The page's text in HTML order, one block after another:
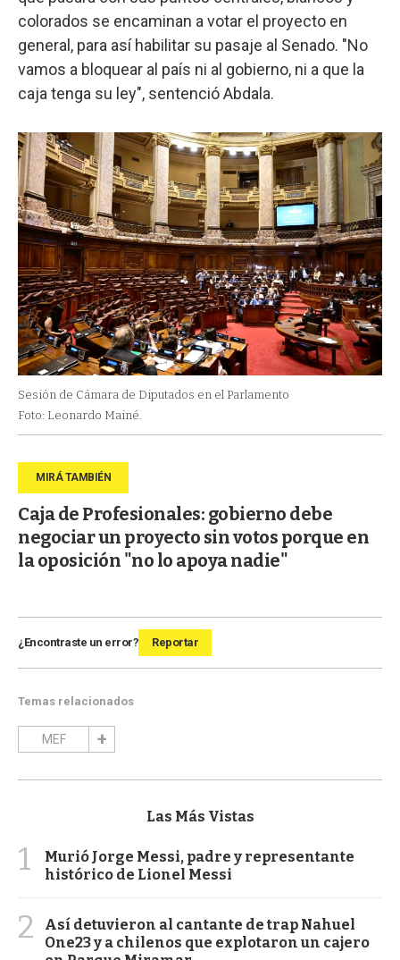
colorados se encaminan a votar el proyecto en
general, para así habilitar su pasaje al Senado. "No
vamos a bloquear al país ni al gobierno, ni a que la
caja tenga su ley", sentenció Abdala.
Sesión de Cámara de Diputados en el Parlamento
Foto: Leonardo Mainé.
Caja de Profesionales: gobierno debe
negociar un proyecto sin votos porque en
la oposición "no lo apoya nadie"
¿Encontraste un error? Reportar
Temas relacionados
MEF
Las Más Vistas
1
Murió Jorge Messi, padre y representante
histórico de Lionel Messi
2
Así detuvieron al cantante de trap Nahuel
One23 y a chilenos que explotaron un cajero